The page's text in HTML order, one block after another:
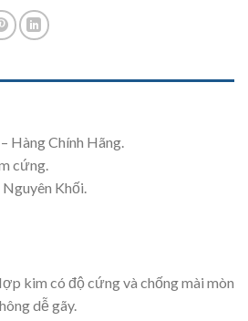
– Hàng Chính Hãng.
cứng.
Khối.
kim có độ cứng và chống mài mòn
dễ gãy.